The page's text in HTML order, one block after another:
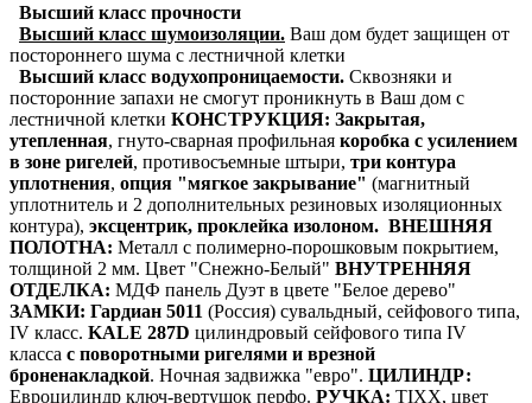
Высший класс прочности
Высший класс шумоизоляции. Ваш дом будет защищен от
постороннего шума с лестничной клетки
Высший класс водухопроницаемости. Сквозняки и
посторонние запахи не смогут проникнуть в Ваш дом с
лестничной клетки КОНСТРУКЦИЯ: Закрытая,
утепленная, гнуто-сварная профильная коробка с усилением
в зоне ригелей, противосъемные штыри, три контура
уплотнения, опция "мягкое закрывание" (магнитный
уплотнитель и 2 дополнительных резиновых изоляционных
контура), эксцентрик, проклейка изолоном. ВНЕШНЯЯ
ПОЛОТНА: Металл с полимерно-порошковым покрытием,
толщиной 2 мм. Цвет "Снежно-Белый" ВНУТРЕННЯЯ
ОТДЕЛКА: МДФ панель Дуэт в цвете "Белое дерево"
ЗАМКИ: Гардиан 5011 (Россия) сувальдный, сейфового типа,
IV класс. KALE 287D цилиндровый сейфового типа IV
класса с поворотными ригелями и врезной
броненакладкой. Ночная задвижка "евро". ЦИЛИНДР:
Евроцилиндр ключ-вертушок перфо. РУЧКА: TIXX, цвет